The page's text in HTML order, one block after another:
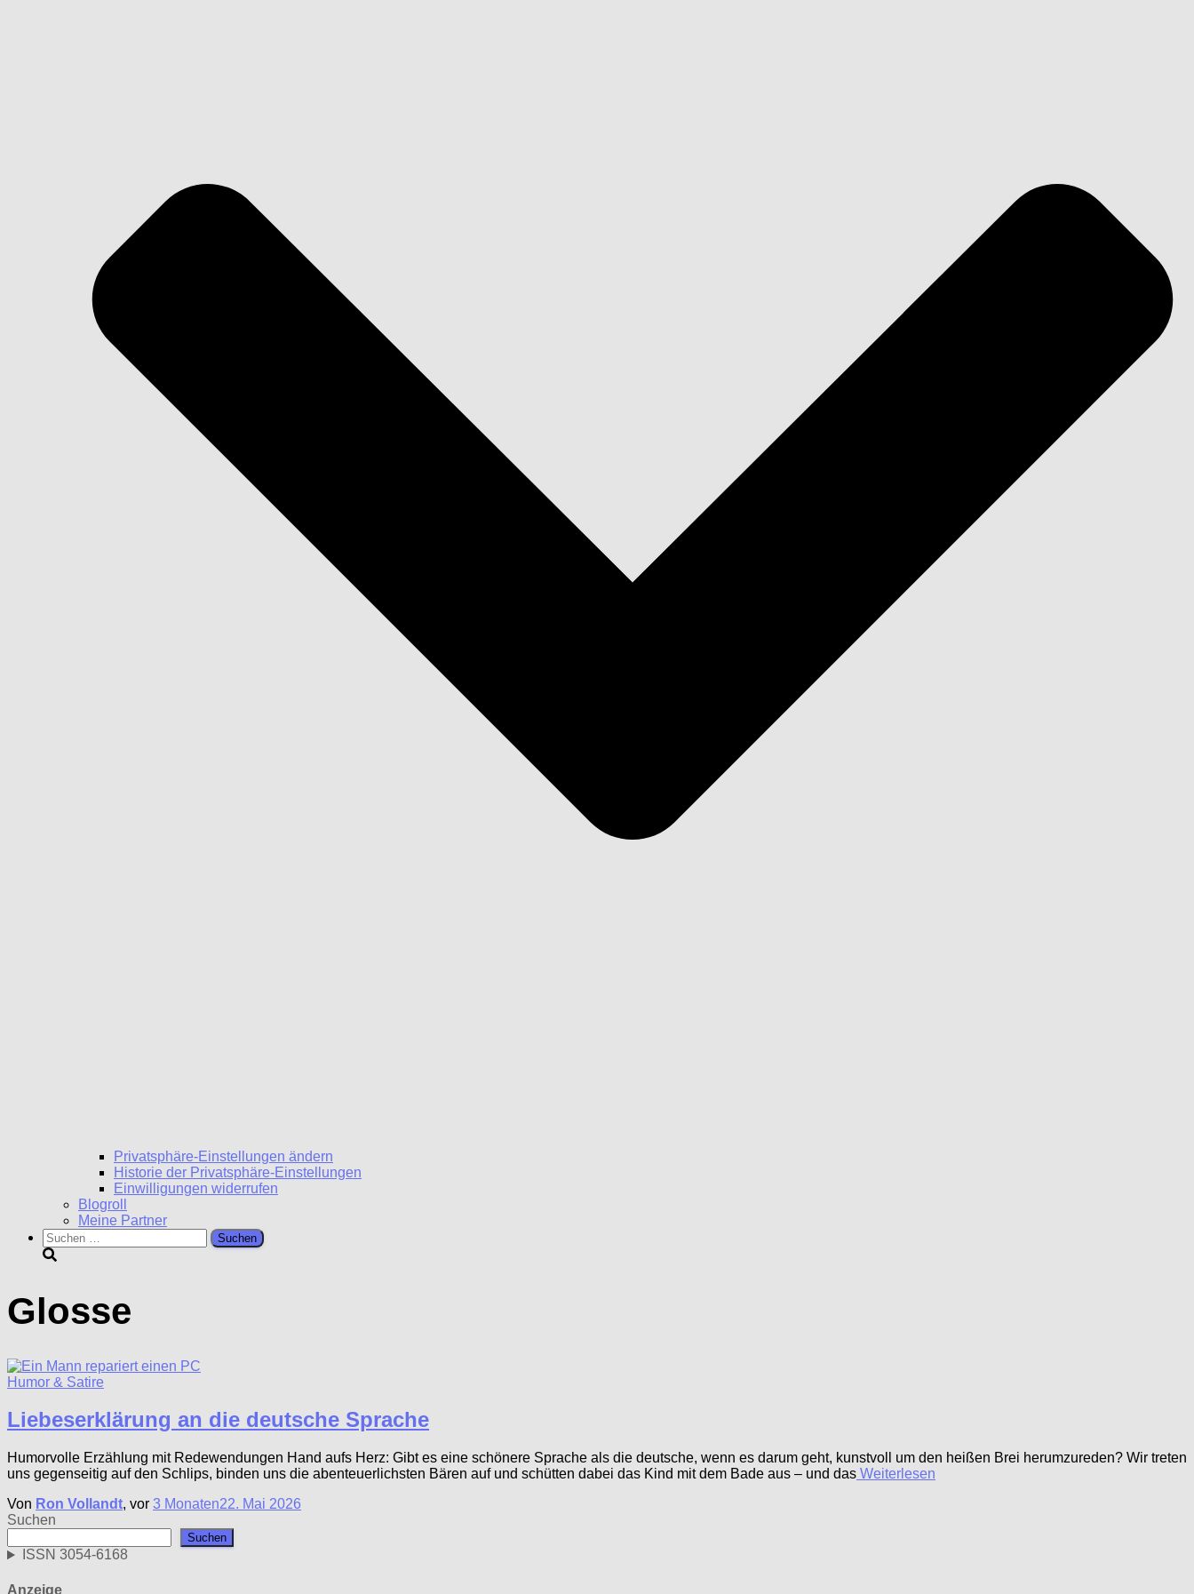
Privatsphäre-Einstellungen ändern
Historie der Privatsphäre-Einstellungen
Einwilligungen widerrufen
Blogroll
Meine Partner
Suchen
nach:
Glosse
Humor & Satire
Liebeserklärung an die deutsche Sprache
Humorvolle Erzählung mit Redewendungen Hand aufs Herz: Gibt es eine schönere Sprache als die deutsche, wenn es darum geht, kunstvoll um den heißen Brei herumzureden? Wir treten
uns gegenseitig auf den Schlips, binden uns die abenteuerlichsten Bären auf und schütten dabei das Kind mit dem Bade aus – und das Weiterlesen
Von Ron Vollandt, vor 3 Monaten22. Mai 2026
Suchen
Suchen
ISSN 3054-6168
Anzeige